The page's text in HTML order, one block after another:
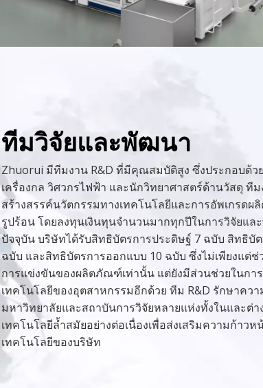
ทีมวิจัยและพัฒนา
Zhuorui มีทีมงาน R&D ที่มีคุณสมบัติสูง ซึ่งประกอบด้ว
เครื่องกล วิศวกรไฟฟ้า และนักวิทยาศาสตร์ด้านวัสดุ ที
สร้างสรรค์นวัตกรรมทางเทคโนโลยีและการอัพเกรด
รูปร้อน โดยลงทุนเงินทุนจำนวนมากทุกปีในการวิจัยแ
ปัจจุบัน บริษัทได้รับสิทธิบัตรการประดิษฐ์ 7 ฉบับ สิทธิบั
ฉบับ และสิทธิบัตรการออกแบบ 10 ฉบับ ซึ่งไม่เพียงแต่
การแข่งขันของผลิตภัณฑ์เท่านั้น แต่ยังมีส่วนช่วยในก
เทคโนโลยีของอุตสาหกรรมอีกด้วย ทีม R&D รักษาคว
มหาวิทยาลัยและสถาบันการวิจัยหลายแห่งทั้งในและต่า
เทคโนโลยีล้ำสมัยอย่างต่อเนื่องเพื่อส่งเสริมความก้าวห
เทคโนโลยีของบริษัท